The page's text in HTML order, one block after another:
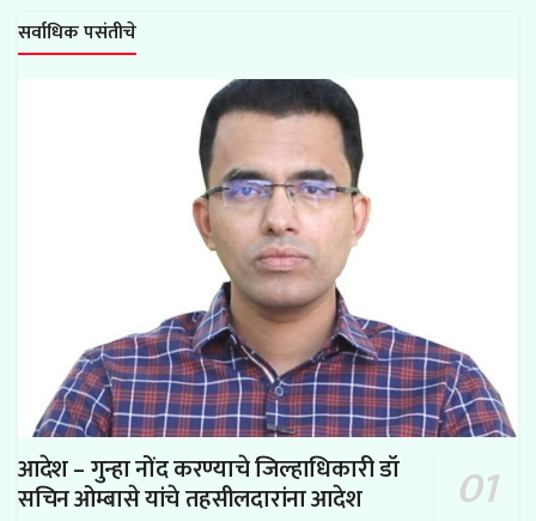
सर्वाधिक पसंतीचे
आदेश – गुन्हा नोंद करण्याचे जिल्हाधिकारी डॉ
सचिन ओम्बासे यांचे तहसीलदारांना आदेश